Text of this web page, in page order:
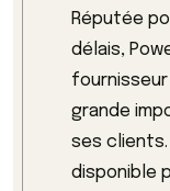
Réputée
délais,
grande
ses
disponible